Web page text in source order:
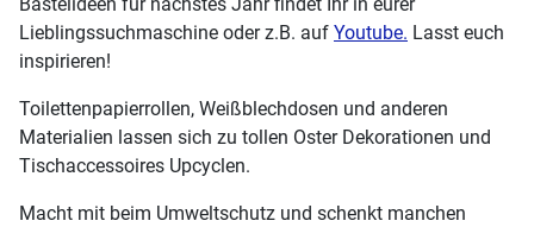
Lieblingssuchmaschine oder z.B. auf Youtube. Lasst euch
inspirieren!
Toilettenpapierrollen, Weißblechdosen und anderen
Materialien lassen sich zu tollen Oster Dekorationen und
Tischaccessoires Upcyclen.
Macht mit beim Umweltschutz und schenkt manchen